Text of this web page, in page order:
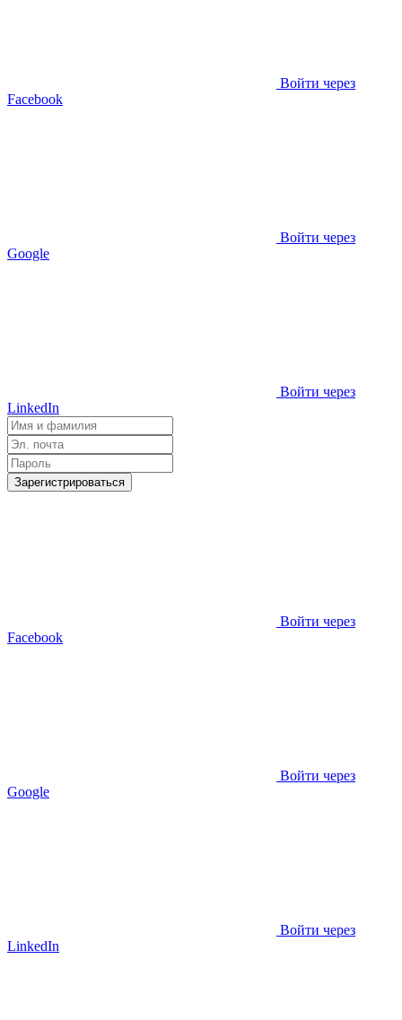
Войти через
Facebook
Войти через
Google
Войти через
LinkedIn
Зарегистрироваться
Войти через
Facebook
Войти через
Google
Войти через
LinkedIn